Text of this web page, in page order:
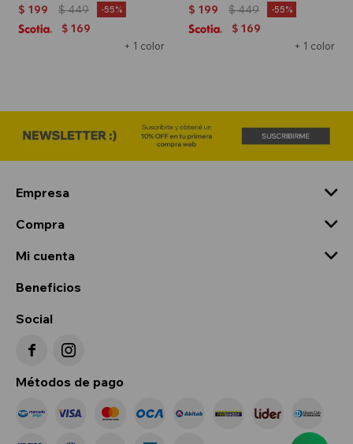
+ 1 color
$ 199 $449 55
$ 169
+ 1 color
$ 199 $449 55
$ 169
Empresa
Compra
Mi cuenta
Beneficios
Social
 
Métodos de pago